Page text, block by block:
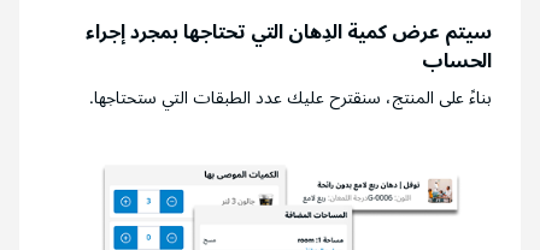
سيتم عرض كمية الدِهان التي تحتاجها بمجرد إجراء
الحساب
بناءً على المنتج، سنقترح عليك عدد الطبقات التي ستحتاجها.